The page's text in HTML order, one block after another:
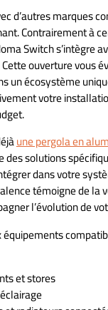
d’autres marques
Contrairement à
Switch s’intègre
ouverture vous
un écosystème
votre
une pergola en
des solutions
dans votre
témoigne de la
l’évolution de
et stores